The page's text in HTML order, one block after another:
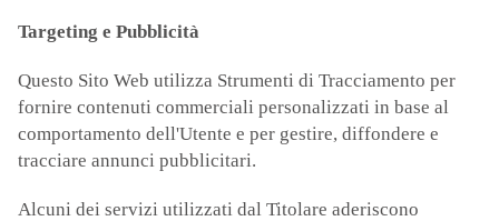
Targeting e Pubblicità
Questo Sito Web utilizza Strumenti di Tracciamento per
fornire contenuti commerciali personalizzati in base al
comportamento dell'Utente e per gestire, diffondere e
tracciare annunci pubblicitari.
Alcuni dei servizi utilizzati dal Titolare aderiscono